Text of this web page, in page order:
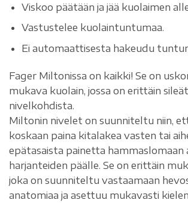
Viskoo päätään ja jää kuolaimen
Vastustelee kuolaintuntumaa.
Ei automaattisesta hakeudu
Fager Miltonissa on kaikki! Se on
mukava kuolain, jossa on erittäin
nivelkohdista.
Miltonin nivelet on suunniteltu niin,
koskaan paina kitalakea vasten tai
epätasaista painetta hammaslomaan
harjanteiden päälle. Se on erittäin
joka on suunniteltu vastaamaan
anatomiaa ja asettuu mukavasti